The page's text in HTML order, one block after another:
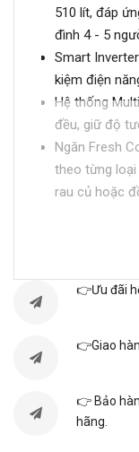
510 lít, đáp
đình 4 - 5
Smart
kiệm điện
Hệ thống
đều, giữ độ
Ngăn Fresh
theo từng
rau củ hoặc
tay, bên
Bổ sung tiện
TỔNG
👉Ưu đãi
👉Giao
👉 Bảo
hãng.